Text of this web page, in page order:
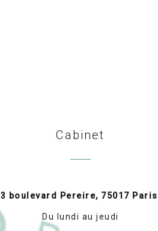
Cabinet
3 boulevard Pereire, 75017 Paris
Du lundi au jeudi